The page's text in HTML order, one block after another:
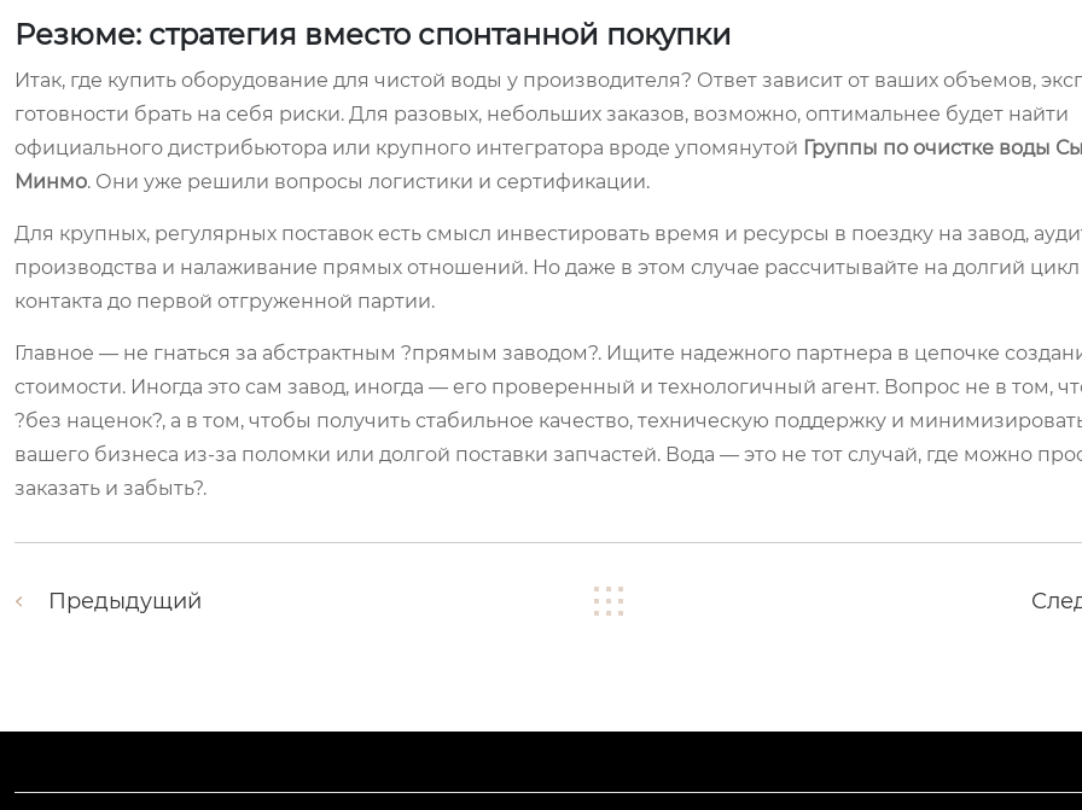
Резюме: стратегия вместо спонтанной покупки
Итак, где купить оборудование для чистой воды у производителя? Ответ зависит от ваших объемов,
готовности брать на себя риски. Для разовых, небольших заказов, возможно, оптимальнее будет найти
официального дистрибьютора или крупного интегратора вроде упомянутой Группы по очистке воды
Минмо. Они уже решили вопросы логистики и сертификации.
Для крупных, регулярных поставок есть смысл инвестировать время и ресурсы в поездку на завод,
производства и налаживание прямых отношений. Но даже в этом случае рассчитывайте на долгий цикл
контакта до первой отгруженной партии.
Главное — не гнаться за абстрактным ?прямым заводом?. Ищите надежного партнера в цепочке
стоимости. Иногда это сам завод, иногда — его проверенный и технологичный агент. Вопрос не в том,
?без наценок?, а в том, чтобы получить стабильное качество, техническую поддержку и
вашего бизнеса из-за поломки или долгой поставки запчастей. Вода — это не тот случай, где можно
заказать и забыть?.
Предыдущий